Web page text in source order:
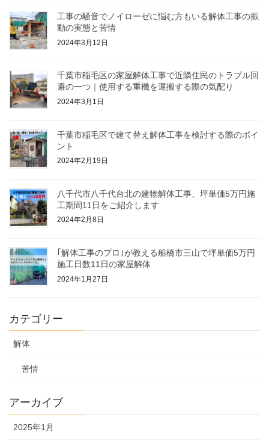
工事の騒音でノイローゼに悩む方もいる解体工事の振
動の実態と苦情
2024年3月12日
千葉市稲毛区の家屋解体工事で近隣住民のトラブル回
避の一つ｜使用する重機を運搬する際の気配り
2024年3月1日
千葉市稲毛区で建て替え解体工事を検討する際のポイ
ント
2024年2月19日
八千代市八千代台北の建物解体工事、坪単価5万円施
工期間11日をご紹介します
2024年2月8日
｢解体工事のプロ｣が教える船橋市三山で坪単価5万円
施工日数11日の家屋解体
2024年1月27日
カテゴリー
解体
苦情
アーカイブ
2025年1月